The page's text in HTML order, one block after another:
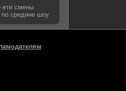
ети смены
по средине шоу